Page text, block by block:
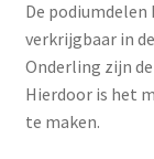
De
verkrijgbaar in
Onderling zijn
Hierdoor is het
te maken.